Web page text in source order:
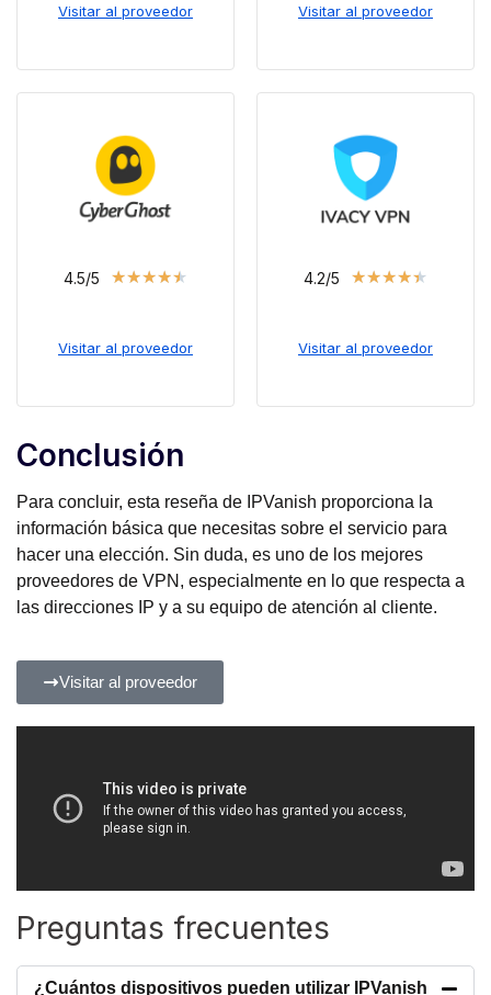
Visitar al proveedor Visitar al proveedor
4.5/5 ★★★★★
Visitar al proveedor
4.2/5 ★★★★★
Visitar al proveedor
Conclusión
Para concluir, esta reseña de IPVanish proporciona la
información básica que necesitas sobre el servicio para
hacer una elección. Sin duda, es uno de los mejores
proveedores de VPN, especialmente en lo que respecta a
las direcciones IP y a su equipo de atención al cliente.
Visitar al proveedor
Preguntas frecuentes
¿Cuántos dispositivos pueden utilizar IPVanish